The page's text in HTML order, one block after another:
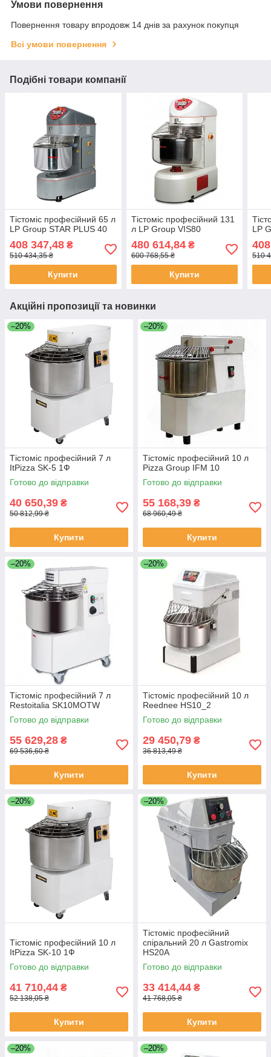
Умови повернення
Повернення товару впродовж 14 днів за рахунок покупця
Всі умови повернення
Подібні товари компанії
Тістоміс професійний 65 л
LP Group STAR PLUS 40
408 347,48 ₴
510 434,35 ₴
Купити
Тістоміс професійний 131
л LP Group VIS80
480 614,84₴
600 768,55 ₴
Купити
LP
510
Акційні пропозиції та новинки
–20%
Тістоміс професійний 7 л
ItPizza SK-5 1Ф
Готово до відправки
40 650,39 ₴
50 812,99 ₴
Купити
–20%
Тістоміс професійний 10 л
Pizza Group IFM 10
Готово до відправки
55 168,39 ₴
68 960,49 ₴
Купити
–20%
Тістоміс професійний 7 л
Restoitalia SK10MOTW
Готово до відправки
55 629,28 ₴
69 536,60 ₴
Купити
–20%
Тістоміс професійний 10 л
Reednee HS10_2
Готово до відправки
29 450,79 ₴
36 813,49 ₴
Купити
–20%
Тістоміс професійний 10 л
ItPizza SK-10 1Ф
Готово до відправки
41 710,44 ₴
52 138,05 ₴
Купити
–20%
Тістоміс професійний
спіральний 20 л Gastromix
HS20A
Готово до відправки
33 414,44 ₴
41 768,05 ₴
Купити
–20% –20%